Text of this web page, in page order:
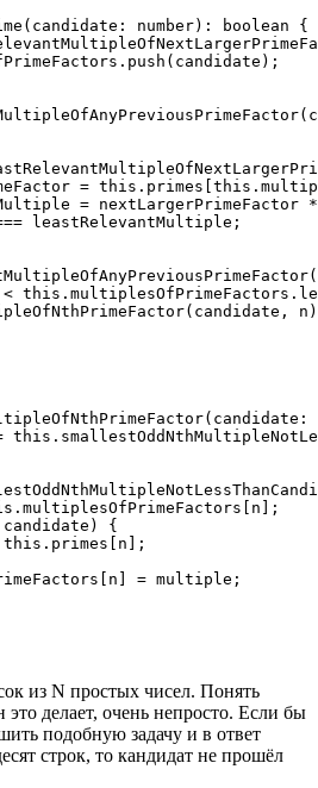
number): boolean {
=
= nextLargerPrimeFactor
leastRelevantMultiple;
{
= multiple;
из N простых чисел. Понять
делает, очень непросто. Если бы
подобную задачу и в ответ
строк, то кандидат не прошёл